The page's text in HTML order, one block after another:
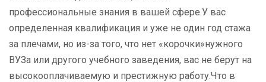
профессиональные знания в вашей сфере.У вас
определенная квалификация и уже не один год стажа
за плечами, но из-за того, что нет «корочки»нужного
ВУЗа или другого учебного заведения, вас не берут на
высокооплачиваемую и престижную работу.Что в